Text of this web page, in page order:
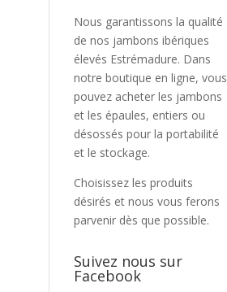
Nous garantissons la qualité
de nos jambons ibériques
élevés Estrémadure. Dans
notre boutique en ligne, vous
pouvez acheter les jambons
et les épaules, entiers ou
désossés pour la portabilité
et le stockage.
Choisissez les produits
désirés et nous vous ferons
parvenir dès que possible.
Suivez nous sur
Facebook